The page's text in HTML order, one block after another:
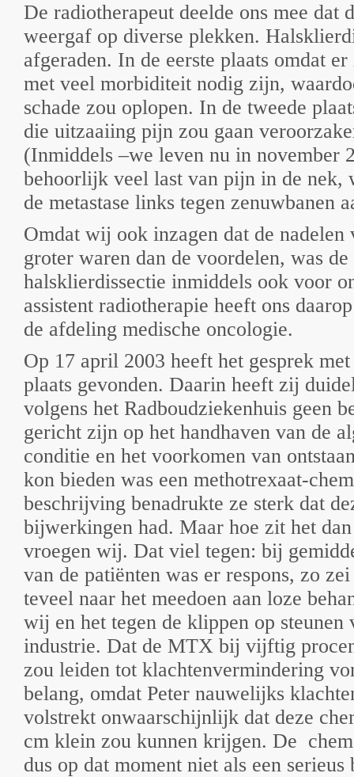
De radiotherapeut deelde ons mee dat
weergaf op diverse plekken.
afgeraden. In de eerste plaats omdat
met veel morbiditeit nodig zijn,
schade zou oplopen. In de tweede
die uitzaaiing pijn zou gaan
(Inmiddels –we leven nu in november
behoorlijk veel last van pijn in de nek,
de metastase links tegen zenuwbanen
Omdat wij ook inzagen dat de nadelen
groter waren dan de voordelen, was
halsklierdissectie inmiddels ook voor
assistent radiotherapie heeft ons
de afdeling medische oncologie.
Op 17 april 2003 heeft het gesprek
plaats gevonden. Daarin heeft zij
volgens het Radboudziekenhuis geen
gericht zijn op het handhaven van de
conditie en het voorkomen van
kon bieden was een methotrexaat-
beschrijving benadrukte ze sterk dat
bijwerkingen had. Maar hoe zit het
vroegen wij. Dat viel tegen: bij
van de patiënten was er respons, zo
teveel naar het meedoen aan loze
wij en het tegen de klippen op steunen
industrie. Dat de MTX bij vijftig
zou leiden tot klachtenvermindering
belang, omdat Peter nauwelijks
volstrekt onwaarschijnlijk dat deze
cm klein zou kunnen krijgen. De
dus op dat moment niet als een serieus